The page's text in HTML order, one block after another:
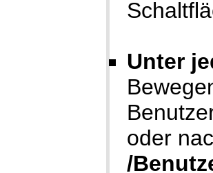
Unter
oder
/